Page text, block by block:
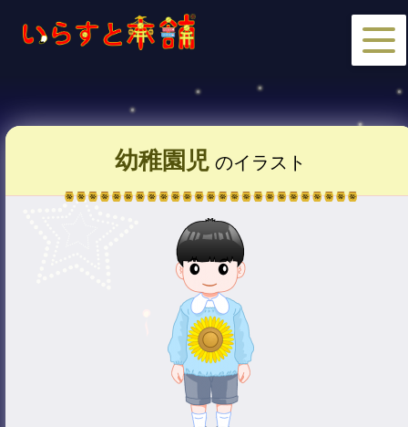
幼稚園児 のイラスト